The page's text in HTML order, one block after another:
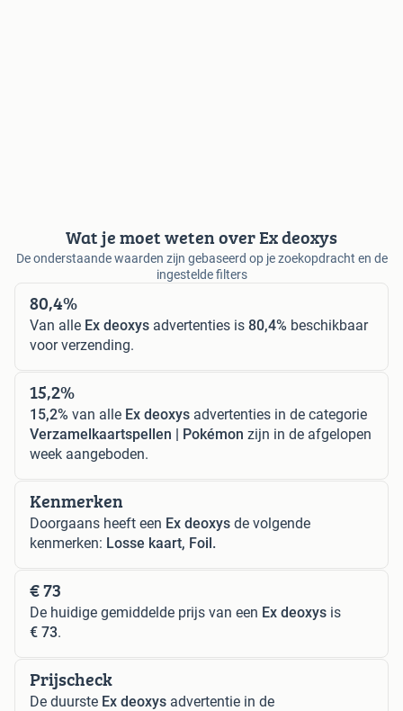
Wat je moet weten over Ex deoxys
De onderstaande waarden zijn gebaseerd op je zoekopdracht en de
ingestelde filters
80,4%
Van alle Ex deoxys advertenties is 80,4% beschikbaar
voor verzending.
15,2%
15,2% van alle Ex deoxys advertenties in de categorie
Verzamelkaartspellen | Pokémon zijn in de afgelopen
week aangeboden.
Kenmerken
Doorgaans heeft een Ex deoxys de volgende
kenmerken: Losse kaart, Foil.
€ 73
De huidige gemiddelde prijs van een Ex deoxys is
€ 73.
Prijscheck
De duurste Ex deoxys advertentie in de